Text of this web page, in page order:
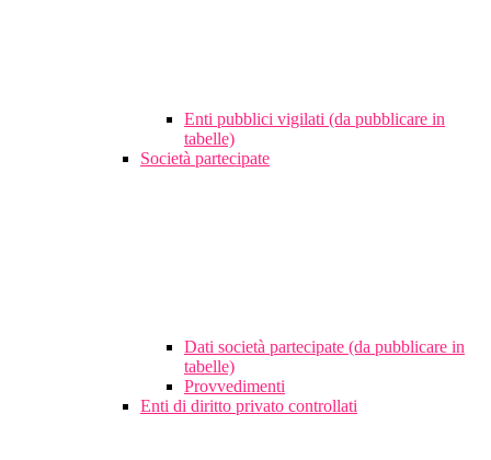
Enti pubblici vigilati (da pubblicare in
tabelle)
Società partecipate
Dati società partecipate (da pubblicare in
tabelle)
Provvedimenti
Enti di diritto privato controllati